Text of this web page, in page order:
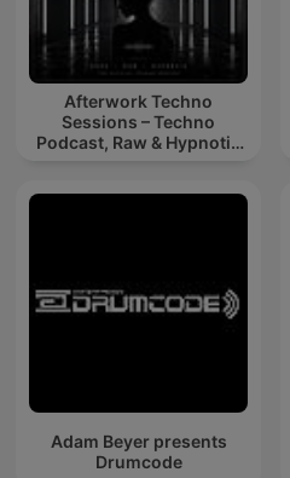
Afterwork Techno
Sessions – Techno
Podcast, Raw & Hypnotic
Adam Beyer presents
Drumcode